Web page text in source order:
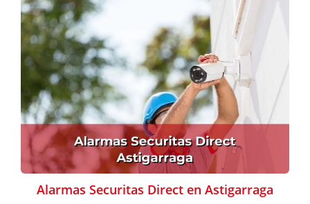
Alarmas Securitas Direct en Astigarraga